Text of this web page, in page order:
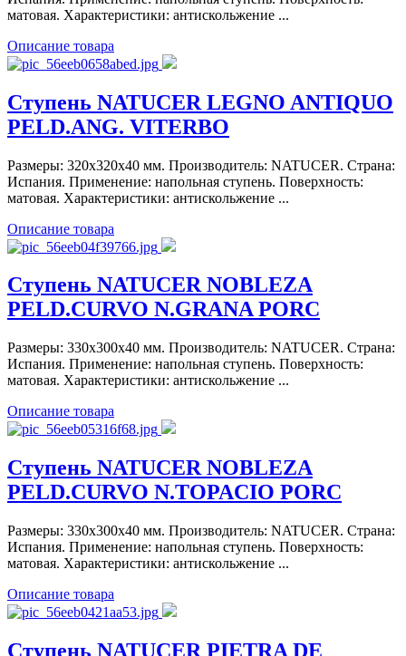
матовая. Характеристики: антискольжение ...
Описание товара
Ступень NATUCER LEGNO ANTIQUO
PELD.ANG. VITERBO
Размеры: 320x320x40 мм. Производитель: NATUCER. Страна:
Испания. Применение: напольная ступень. Поверхность:
матовая. Характеристики: антискольжение ...
Описание товара
Ступень NATUCER NOBLEZA
PELD.CURVO N.GRANA PORC
Размеры: 330x300x40 мм. Производитель: NATUCER. Страна:
Испания. Применение: напольная ступень. Поверхность:
матовая. Характеристики: антискольжение ...
Описание товара
Ступень NATUCER NOBLEZA
PELD.CURVO N.TOPACIO PORC
Размеры: 330x300x40 мм. Производитель: NATUCER. Страна:
Испания. Применение: напольная ступень. Поверхность:
матовая. Характеристики: антискольжение ...
Описание товара
Ступень NATUCER PIETRA DE